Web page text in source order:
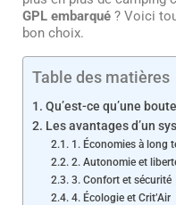
GPL embarqué ? Voici
bon choix.
Table des matières
Qu’est-ce qu’une
Les avantages d’un
1. Économies à long
2. Autonomie et
3. Confort et sécurité
4. Écologie et Crit’Air